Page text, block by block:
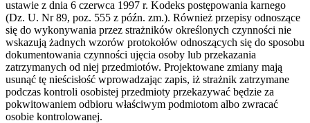
ustawie z dnia 6 czerwca 1997 r. Kodeks postępowania karnego
(Dz. U. Nr 89, poz. 555 z późn. zm.). Również przepisy odnoszące
się do wykonywania przez strażników określonych czynności nie
wskazują żadnych wzorów protokołów odnoszących się do sposobu
dokumentowania czynności ujęcia osoby lub przekazania
zatrzymanych od niej przedmiotów. Projektowane zmiany mają
usunąć tę nieścisłość wprowadzając zapis, iż strażnik zatrzymane
podczas kontroli osobistej przedmioty przekazywać będzie za
pokwitowaniem odbioru właściwym podmiotom albo zwracać
osobie kontrolowanej.